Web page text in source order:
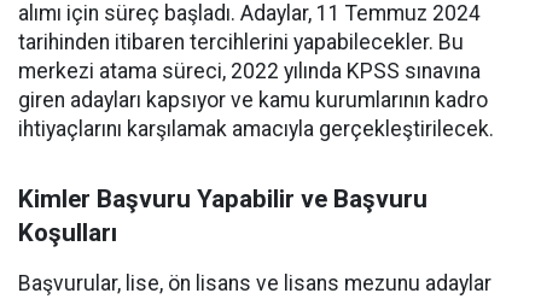
alımı için süreç başladı. Adaylar, 11 Temmuz 2024
tarihinden itibaren tercihlerini yapabilecekler. Bu
merkezi atama süreci, 2022 yılında KPSS sınavına
giren adayları kapsıyor ve kamu kurumlarının kadro
ihtiyaçlarını karşılamak amacıyla gerçekleştirilecek.
Kimler Başvuru Yapabilir ve Başvuru
Koşulları
Başvurular, lise, ön lisans ve lisans mezunu adaylar